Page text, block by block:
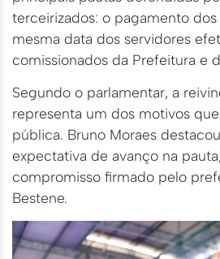
terceirizados: o pagamento
mesma data dos servidores
comissionados da Prefeitura e
Segundo o parlamentar, a
representa um dos motivos
pública. Bruno Moraes
expectativa de avanço na
compromisso firmado pelo
Bestene.